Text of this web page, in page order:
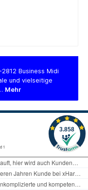
Business Midi
und vielseitige
Mehr